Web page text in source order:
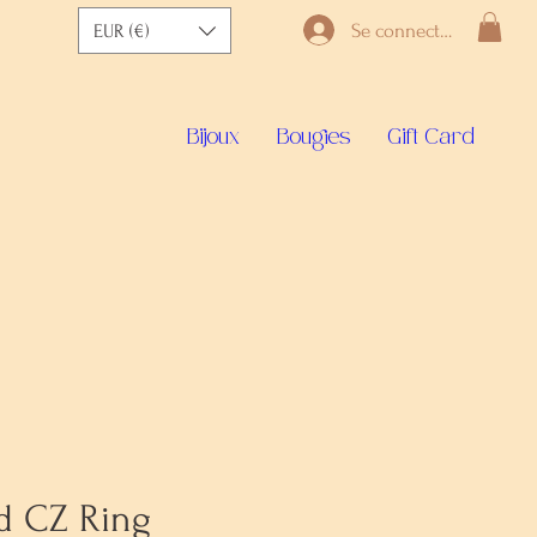
EUR (€) Se connecter
Bijoux Bougies Gift Card
CZ Ring